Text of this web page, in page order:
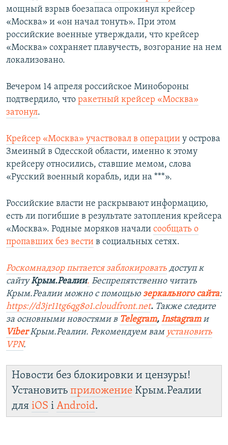
мощный взрыв боезапаса опрокинул крейсер
«Москва» и «он начал тонуть». При этом
российские военные утверждали, что крейсер
«Москва» сохраняет плавучесть, возгорание на нем
локализовано.
Вечером 14 апреля российское Минобороны
подтвердило, что ракетный крейсер «Москва»
затонул.
Крейсер «Москва» участвовал в операции у острова
Змеиный в Одесской области, именно к этому
крейсеру относились, ставшие мемом, слова
«Русский военный корабль, иди на ***».
Российские власти не раскрывают информацию,
есть ли погибшие в результате затопления крейсера
«Москва». Родные моряков начали сообщать о
пропавших без вести в социальных сетях.
Роскомнадзор пытается заблокировать доступ к
сайтуКрым.Реалии. Беспрепятственно читать
Крым.Реалии можно с помощью зеркального сайта:
https://d3jr11tg6qg8o1.cloudfront.net. Также следите
за основными новостями в Telegram, Instagramи
ViberКрым.Реалии. Рекомендуем вам установить
VPN.
Новости без блокировки и цензуры!
Установить приложение Крым.Реалии
для iOS і Android.